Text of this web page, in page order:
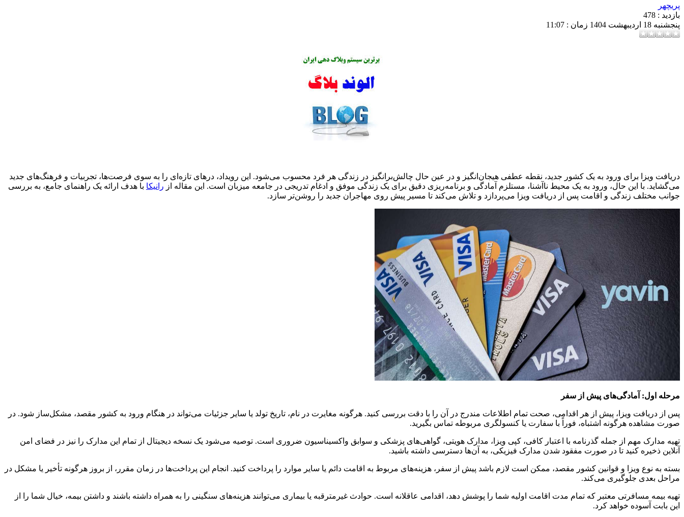
پریچهر
بازدید : 478
پنجشنبه 18 ارديبهشت 1404 زمان : 11:07
دریافت ویزا برای ورود به یک کشور جدید، نقطه عطفی هیجان‌انگیز و در عین حال چالش‌برانگیز در زندگی هر فرد محسوب می‌شود. این رویداد، درهای تازه‌ای را به سوی فرصت‌ها، تجربیات و فرهنگ‌های جدید
می‌گشاید. با این حال، ورود به یک محیط ناآشنا، مستلزم آمادگی و برنامه‌ریزی دقیق برای یک زندگی موفق و ادغام تدریجی در جامعه میزبان است. این مقاله از رانیکا با هدف ارائه یک راهنمای جامع، به بررسی
جوانب مختلف زندگی و اقامت پس از دریافت ویزا می‌پردازد و تلاش می‌کند تا مسیر پیش روی مهاجران جدید را روشن‌تر سازد.
مرحله اول: آمادگی‌های پیش از سفر
پس از دریافت ویزا، پیش از هر اقدامی، صحت تمام اطلاعات مندرج در آن را با دقت بررسی کنید. هرگونه مغایرت در نام، تاریخ تولد یا سایر جزئیات می‌تواند در هنگام ورود به کشور مقصد، مشکل‌ساز شود. در
صورت مشاهده هرگونه اشتباه، فوراً با سفارت یا کنسولگری مربوطه تماس بگیرید.
تهیه مدارک مهم از جمله گذرنامه با اعتبار کافی، کپی ویزا، مدارک هویتی، گواهی‌های پزشکی و سوابق واکسیناسیون ضروری است. توصیه می‌شود یک نسخه دیجیتال از تمام این مدارک را نیز در فضای امن
آنلاین ذخیره کنید تا در صورت مفقود شدن مدارک فیزیکی، به آن‌ها دسترسی داشته باشید.
بسته به نوع ویزا و قوانین کشور مقصد، ممکن است لازم باشد پیش از سفر، هزینه‌های مربوط به اقامت دائم یا سایر موارد را پرداخت کنید. انجام این پرداخت‌ها در زمان مقرر، از بروز هرگونه تأخیر یا مشکل در
مراحل بعدی جلوگیری می‌کند.
تهیه بیمه مسافرتی معتبر که تمام مدت اقامت اولیه شما را پوشش دهد، اقدامی عاقلانه است. حوادث غیرمترقبه یا بیماری می‌توانند هزینه‌های سنگینی را به همراه داشته باشند و داشتن بیمه، خیال شما را از
این بابت آسوده خواهد کرد.